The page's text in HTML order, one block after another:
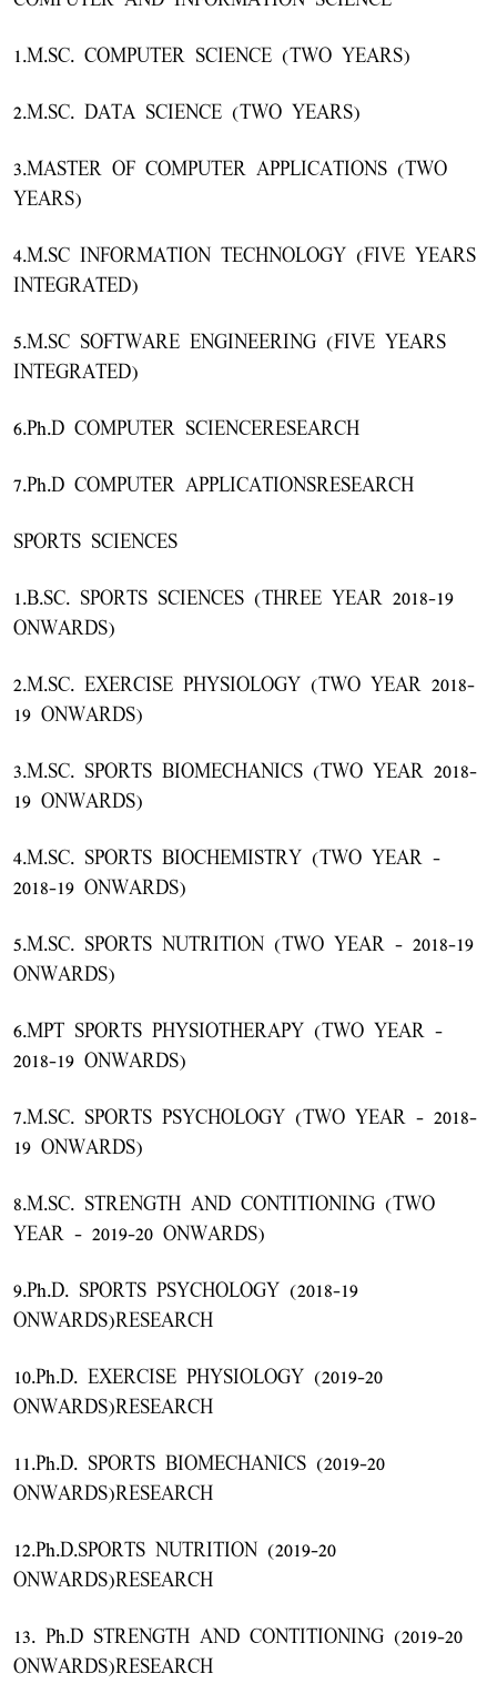
1.M.SC. COMPUTER SCIENCE (TWO YEARS)
2.M.SC. DATA SCIENCE (TWO YEARS)
3.MASTER OF COMPUTER APPLICATIONS (TWO
YEARS)
4.M.SC INFORMATION TECHNOLOGY (FIVE YEARS
INTEGRATED)
5.M.SC SOFTWARE ENGINEERING (FIVE YEARS
INTEGRATED)
6.Ph.D COMPUTER SCIENCERESEARCH
7.Ph.D COMPUTER APPLICATIONSRESEARCH
SPORTS SCIENCES
1.B.SC. SPORTS SCIENCES (THREE YEAR 2018-19
ONWARDS)
2.M.SC. EXERCISE PHYSIOLOGY (TWO YEAR 2018-
19 ONWARDS)
3.M.SC. SPORTS BIOMECHANICS (TWO YEAR 2018-
19 ONWARDS)
4.M.SC. SPORTS BIOCHEMISTRY (TWO YEAR -
2018-19 ONWARDS)
5.M.SC. SPORTS NUTRITION (TWO YEAR - 2018-19
ONWARDS)
6.MPT SPORTS PHYSIOTHERAPY (TWO YEAR -
2018-19 ONWARDS)
7.M.SC. SPORTS PSYCHOLOGY (TWO YEAR - 2018-
19 ONWARDS)
8.M.SC. STRENGTH AND CONTITIONING (TWO
YEAR - 2019-20 ONWARDS)
9.Ph.D. SPORTS PSYCHOLOGY (2018-19
ONWARDS)RESEARCH
10.Ph.D. EXERCISE PHYSIOLOGY (2019-20
ONWARDS)RESEARCH
11.Ph.D. SPORTS BIOMECHANICS (2019-20
ONWARDS)RESEARCH
12.Ph.D.SPORTS NUTRITION (2019-20
ONWARDS)RESEARCH
13. Ph.D STRENGTH AND CONTITIONING (2019-20
ONWARDS)RESEARCH